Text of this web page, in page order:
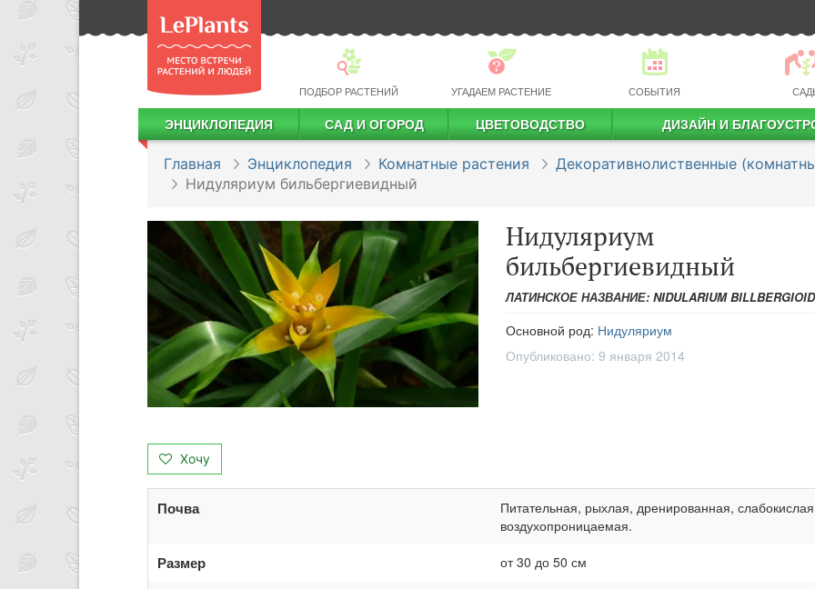
ПОДБОР РАСТЕНИЙ УГАДАЕМ РАСТЕНИЕ СОБЫТИЯ
ЭНЦИКЛОПЕДИЯ САД И ОГОРОД ЦВЕТОВОДСТВО ДИЗАЙН И
Главная Энциклопедия Комнатные растения
Декоративнолиственные
Нидуляриум бильбергиевидный
Нидуляриум
бильбергиевидный
ЛАТИНСКОЕ НАЗВАНИЕ: NIDULARIUM
Основной род: Нидуляриум
Опубликовано: 9 января 2014
Хочу
Почва
Питательная, рыхлая, дренированная,
воздухопроницаемая.
Размер от 30 до 50 см